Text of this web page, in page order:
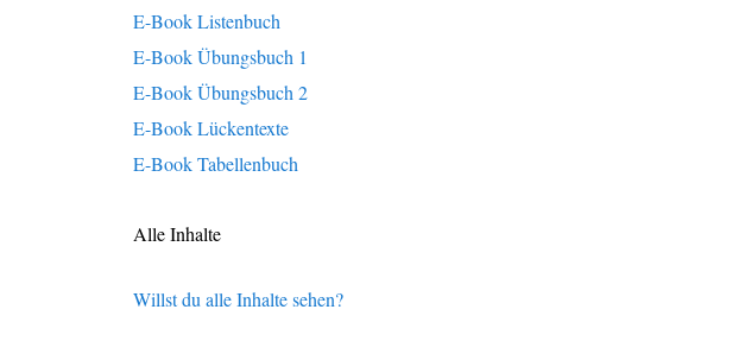
E-Book Listenbuch
E-Book Übungsbuch 1
E-Book Übungsbuch 2
E-Book Lückentexte
E-Book Tabellenbuch
Alle Inhalte
Willst du alle Inhalte sehen?